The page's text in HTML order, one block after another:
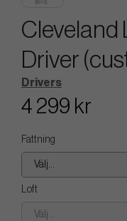
Cleveland
Driver
Drivers
4 299 kr
Fattning
Välj...
Loft
Välj...